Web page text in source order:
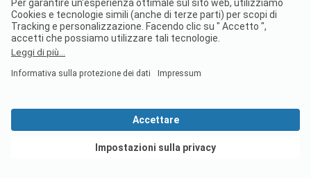
Su PiNCAMP
Seguici
PiNCAMP Camping App